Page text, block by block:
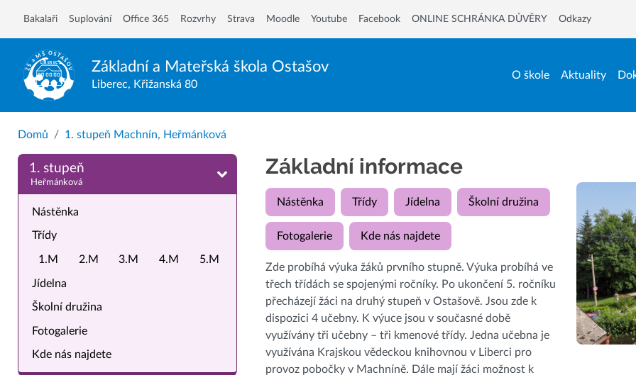
Základní a Mateřská škola Ostašov
Liberec, Křižanská 80
O škole Aktuality
Bakalaři Suplování Office 365 Rozvrhy Strava Moodle Youtube Facebook ONLINE SCHRÁNKA DŮVĚRY Odkazy
Domů 1. stupeň Machnín, Heřmánková
1. stupeň
Heřmánková
Nástěnka
Třídy
1.M 2.M 3.M 4.M 5.M
Jídelna
Školní družina
Fotogalerie
Kde nás najdete
Základní informace
Nástěnka Třídy Jídelna Školní družina
Fotogalerie Kde nás najdete
Zde probíhá výuka žáků prvního stupně. Výuka probíhá ve
třech třídách se spojenými ročníky. Po ukončení 5. ročníku
přecházejí žáci na druhý stupeň v Ostašově. Jsou zde k
dispozici 4 učebny. K výuce jsou v současné době
využívány tři učebny – tři kmenové třídy. Jedna učebna je
využívána Krajskou vědeckou knihovnou v Liberci pro
provoz pobočky v Machníně. Dále mají žáci možnost k